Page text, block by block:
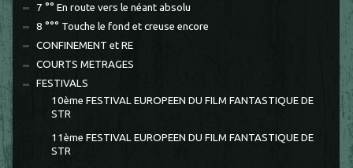
7 °° En route vers le néant absolu
8 °°° Touche le fond et creuse encore
CONFINEMENT et RE
COURTS METRAGES
FESTIVALS
10ème FESTIVAL EUROPEEN DU FILM FANTASTIQUE DE
STR
11ème FESTIVAL EUROPEEN DU FILM FANTASTIQUE DE
STR